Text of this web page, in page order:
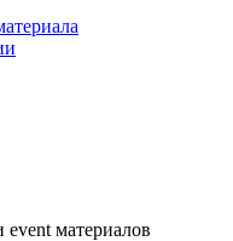
материалов